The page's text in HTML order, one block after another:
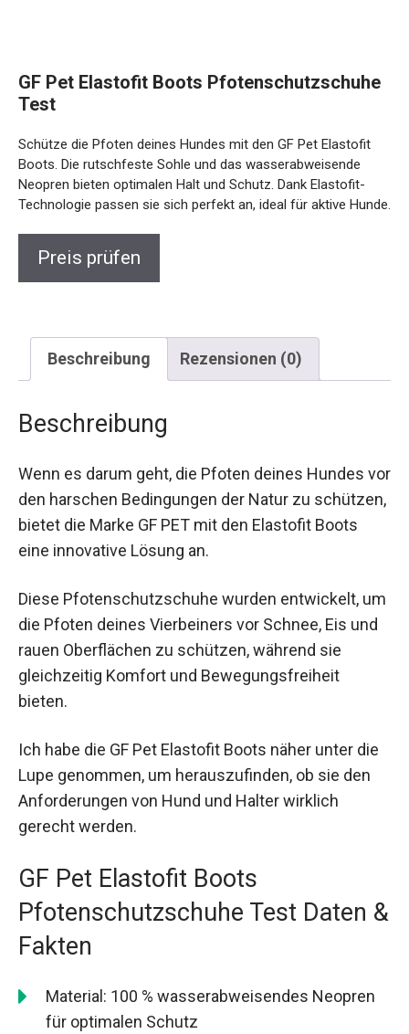
GF Pet Elastofit Boots Pfotenschutzschuhe
Test
Schütze die Pfoten deines Hundes mit den GF Pet Elastofit
Boots. Die rutschfeste Sohle und das wasserabweisende
Neopren bieten optimalen Halt und Schutz. Dank Elastofit-
Technologie passen sie sich perfekt an, ideal für aktive Hunde.
Preis prüfen
Beschreibung Rezensionen (0)
Beschreibung
Wenn es darum geht, die Pfoten deines Hundes vor
den harschen Bedingungen der Natur zu schützen,
bietet die Marke GF PET mit den Elastofit Boots
eine innovative Lösung an.
Diese Pfotenschutzschuhe wurden entwickelt, um
die Pfoten deines Vierbeiners vor Schnee, Eis und
rauen Oberflächen zu schützen, während sie
gleichzeitig Komfort und Bewegungsfreiheit
bieten.
Ich habe die GF Pet Elastofit Boots näher unter die
Lupe genommen, um herauszufinden, ob sie den
Anforderungen von Hund und Halter wirklich
gerecht werden.
GF Pet Elastofit Boots
Pfotenschutzschuhe Test Daten &
Fakten
Material: 100 % wasserabweisendes Neopren
für optimalen Schutz